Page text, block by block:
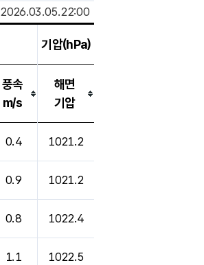
2026.03.05.22:00
기압(hPa)
풍속
m/s
해면
기압
0.4 1021.2
0.9 1021.2
0.8 1022.4
1.1 1022.5